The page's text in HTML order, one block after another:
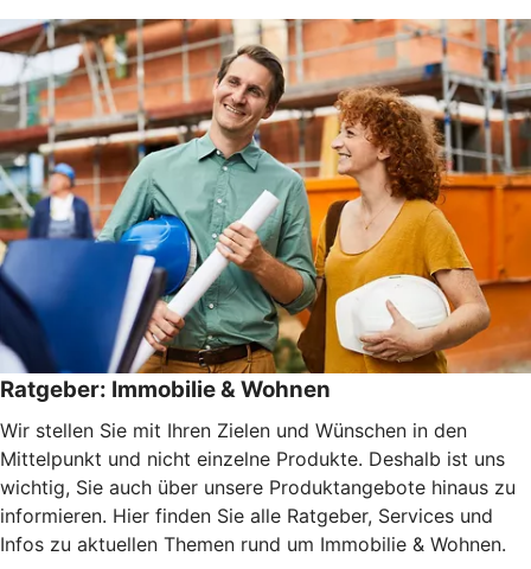
Ratgeber: Immobilie & Wohnen
Wir stellen Sie mit Ihren Zielen und Wünschen in den
Mittelpunkt und nicht einzelne Produkte. Deshalb ist uns
wichtig, Sie auch über unsere Produktangebote hinaus zu
informieren. Hier finden Sie alle Ratgeber, Services und
Infos zu aktuellen Themen rund um Immobilie & Wohnen.